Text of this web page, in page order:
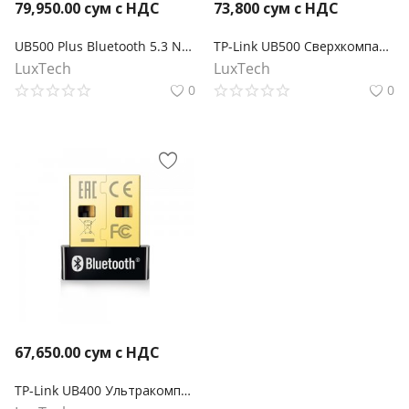
79,950.00 сум с НДС
UB500 Plus Bluetooth 5.3 Nano USB-адаптер с увеличенным радиусом действия
LuxTech
0
73,800 сум с НДС
TP-Link UB500 Сверхкомпактный USB‑адаптер Bluetooth 5.0
LuxTech
0
67,650.00 сум с НДС
TP-Link UB400 Ультракомпактный USB‑адаптер Bluetooth 4.0